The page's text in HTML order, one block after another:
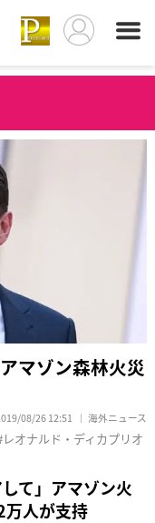
マゾン森林火災
08/26 12:51 海外ニュース
レオナルド・ディカプリオ
て」アマゾン火
人が支持